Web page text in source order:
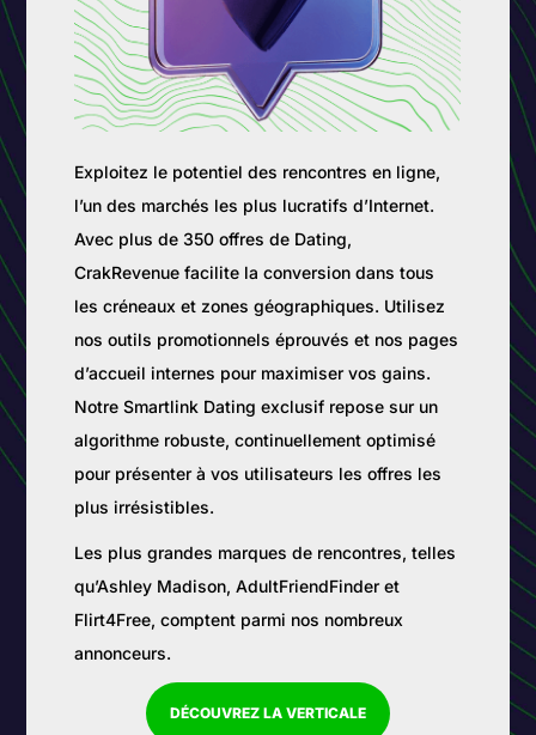
Exploitez le potentiel des rencontres en ligne,
l’un des marchés les plus lucratifs d’Internet.
Avec plus de 350 offres de Dating,
CrakRevenue facilite la conversion dans tous
les créneaux et zones géographiques. Utilisez
nos outils promotionnels éprouvés et nos pages
d’accueil internes pour maximiser vos gains.
Notre Smartlink Dating exclusif repose sur un
algorithme robuste, continuellement optimisé
pour présenter à vos utilisateurs les offres les
plus irrésistibles.
Les plus grandes marques de rencontres, telles
qu’Ashley Madison, AdultFriendFinder et
Flirt4Free, comptent parmi nos nombreux
annonceurs.
DÉCOUVREZ LA VERTICALE